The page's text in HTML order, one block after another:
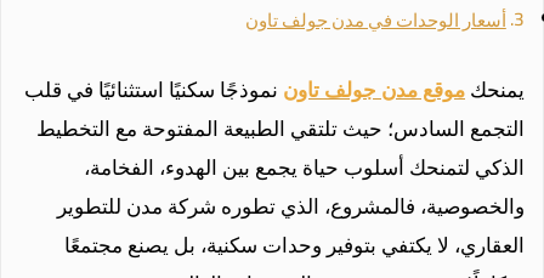
أسعار الوحدات في مدن جولف تاون
يمنحكموقع مدن جولف تاوننموذجًا سكنيًا استثنائيًا في قلب
التجمع السادس؛ حيث تلتقي الطبيعة المفتوحة مع التخطيط
الذكي لتمنحك أسلوب حياة يجمع بين الهدوء، الفخامة،
والخصوصية، فالمشروع، الذي تطوره شركة مدن للتطوير
العقاري، لا يكتفي بتوفير وحدات سكنية، بل يصنع مجتمعًا